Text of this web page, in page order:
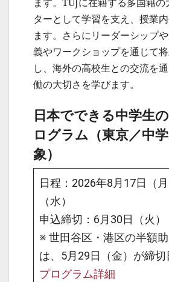
ターとして学習を支え、授業
ます。さらにリーダーシップ
義やワークショップを通じて
し、海外の高校生との交流を
働の大切さを学びます。
日本でできる中学生
ログラム（東京／中
象）
日程：2026年8月17日（
（水）
申込締切：6月30日（火）
※ 世田谷区・港区の半額
は、5月29日（金）が締切
プログラム詳細